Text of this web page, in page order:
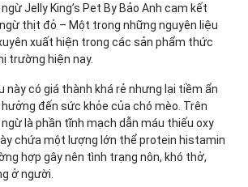
Jelly King’s Pet By Bảo Anh cam kết
thịt đỏ – Một trong những nguyên liệu
xuất hiện trong các sản phẩm thức
trường hiện nay.
này có giá thành khá rẻ nhưng lại tiềm ẩn
đến sức khỏe của chó mèo. Trên
là phần tĩnh mạch dẫn máu thiếu oxy
chứa một lượng lớn thể protein histamin
hợp gây nên tình trạng nôn, khó thở,
ở người.